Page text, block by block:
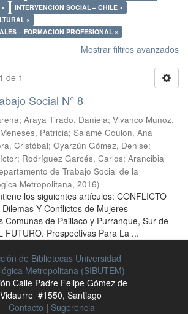
INTERVENCION SOCIAL – CHILE ×
×
– FORMACION PROFESIONAL ×
Mostrar filtros avanzados
de 1
Social N° 8
; Araya Tirado, Daniela; Vivanco Muñoz,
Patricia; Salamé Coulon, Ana
Cristóbal; Oyarzún Gómez, Denise;
; Rodríguez Garcés, Carlos; Arancibia
de Trabajo Social de la
Metropolitana, 2016)
los siguientes artículos: CONFLICTO
Dilemas Y Conflictos de Mujeres
Comunas de Paillaco y Purranque, Sur de
FUTURO. Prospectivas Para La ...
de Bibliotecas Universidad
Metropolitana (SIBUTEM)
Calle Padre Felipe Gómez de
Vidaurre #1550, Santiago
Contacto | Sugerencia